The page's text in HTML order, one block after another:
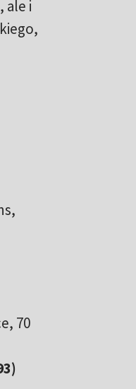
, ale i
70